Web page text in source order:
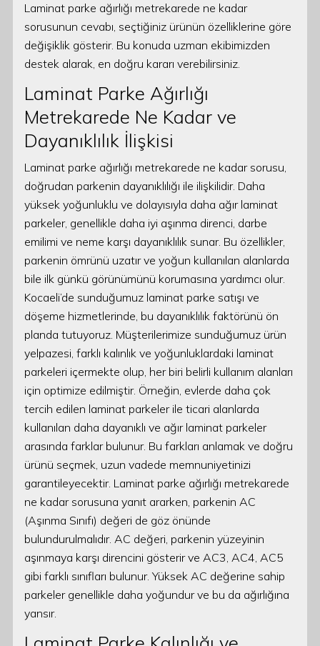
Laminat parke ağırlığı metrekarede ne kadar
sorusunun cevabı, seçtiğiniz ürünün özelliklerine göre
değişiklik gösterir. Bu konuda uzman ekibimizden
destek alarak, en doğru kararı verebilirsiniz.
Laminat Parke Ağırlığı
Metrekarede Ne Kadar ve
Dayanıklılık İlişkisi
Laminat parke ağırlığı metrekarede ne kadar sorusu,
doğrudan parkenin dayanıklılığı ile ilişkilidir. Daha
yüksek yoğunluklu ve dolayısıyla daha ağır laminat
parkeler, genellikle daha iyi aşınma direnci, darbe
emilimi ve neme karşı dayanıklılık sunar. Bu özellikler,
parkenin ömrünü uzatır ve yoğun kullanılan alanlarda
bile ilk günkü görünümünü korumasına yardımcı olur.
Kocaeli’de sunduğumuz laminat parke satışı ve
döşeme hizmetlerinde, bu dayanıklılık faktörünü ön
planda tutuyoruz. Müşterilerimize sunduğumuz ürün
yelpazesi, farklı kalınlık ve yoğunluklardaki laminat
parkeleri içermekte olup, her biri belirli kullanım alanları
için optimize edilmiştir. Örneğin, evlerde daha çok
tercih edilen laminat parkeler ile ticari alanlarda
kullanılan daha dayanıklı ve ağır laminat parkeler
arasında farklar bulunur. Bu farkları anlamak ve doğru
ürünü seçmek, uzun vadede memnuniyetinizi
garantileyecektir. Laminat parke ağırlığı metrekarede
ne kadar sorusuna yanıt ararken, parkenin AC
(Aşınma Sınıfı) değeri de göz önünde
bulundurulmalıdır. AC değeri, parkenin yüzeyinin
aşınmaya karşı direncini gösterir ve AC3, AC4, AC5
gibi farklı sınıfları bulunur. Yüksek AC değerine sahip
parkeler genellikle daha yoğundur ve bu da ağırlığına
yansır.